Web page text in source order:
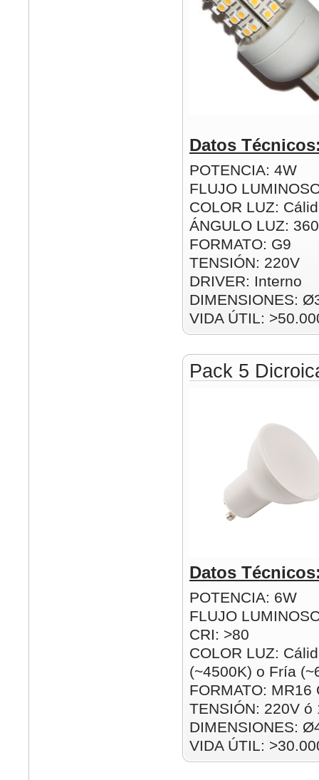
Datos
POTENCIA: 4W
FLUJO
COLOR LUZ:
ÁNGULO LUZ:
FORMATO: G9
TENSIÓN: 220V
DRIVER: Interno
DIMENSIONES:
VIDA ÚTIL:
Pack 5
Datos
POTENCIA: 6W
FLUJO
CRI: >80
COLOR LUZ:
(~4500K) o Fría
FORMATO: MR16
TENSIÓN: 220V ó
DIMENSIONES:
VIDA ÚTIL: